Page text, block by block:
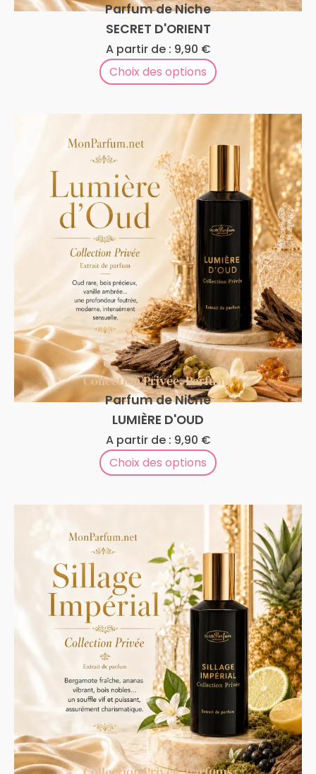
Parfum de Niche
SECRET D'ORIENT
A partir de : 9,90 €
Choix des options
Collection Privée,Parfums
Parfum de Niche
LUMIÈRE D'OUD
A partir de : 9,90 €
Choix des options